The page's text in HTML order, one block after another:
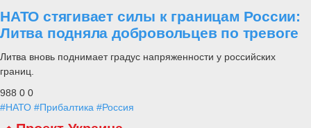
НАТО стягивает силы к границам России:
Литва подняла добровольцев по тревоге
Литва вновь поднимает градус напряженности у российских
границ.
988 0 0
#НАТО #Прибалтика #Россия